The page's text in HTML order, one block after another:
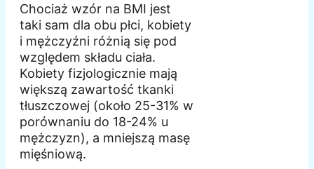
Chociaż wzór na BMI jest
taki sam dla obu płci, kobiety
i mężczyźni różnią się pod
względem składu ciała.
Kobiety fizjologicznie mają
większą zawartość tkanki
tłuszczowej (około 25-31% w
porównaniu do 18-24% u
mężczyzn), a mniejszą masę
mięśniową.